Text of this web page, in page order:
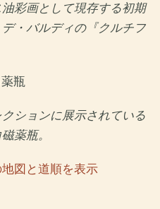
彩画として現存する初期
・バルディの『クルチフ
ションに展示されている
薬瓶。
図と道順を表示